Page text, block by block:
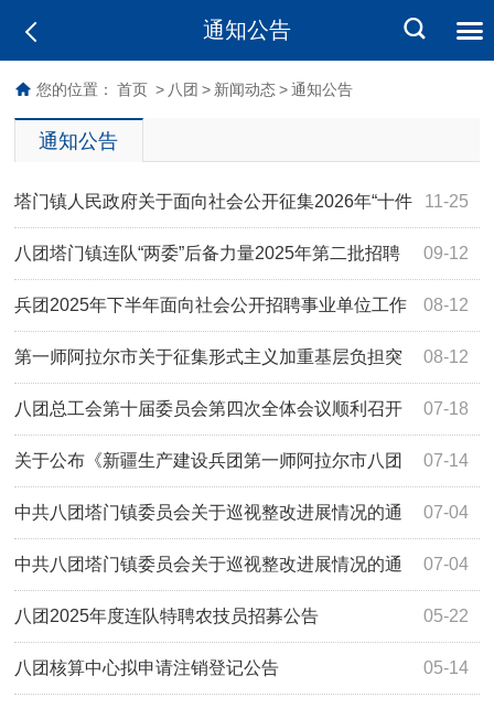
通知公告
您的位置： 首页 > 八团 > 新闻动态 > 通知公告
通知公告
11-25
塔门镇人民政府关于面向社会公开征集2026年“十件
民生实事”的公告 09-12
八团塔门镇连队“两委”后备力量2025年第二批招聘
公告 08-12
兵团2025年下半年面向社会公开招聘事业单位工作
人员2398人 08-12
第一师阿拉尔市关于征集形式主义加重基层负担突
出问题线索的公告 07-18
八团总工会第十届委员会第四次全体会议顺利召开
07-14
关于公布《新疆生产建设兵团第一师阿拉尔市八团
塔门镇履职事项清单》的公告 07-04
中共八团塔门镇委员会关于巡视整改进展情况的通
报 07-04
中共八团塔门镇委员会关于巡视整改进展情况的通
报 05-22
八团2025年度连队特聘农技员招募公告
05-14
八团核算中心拟申请注销登记公告